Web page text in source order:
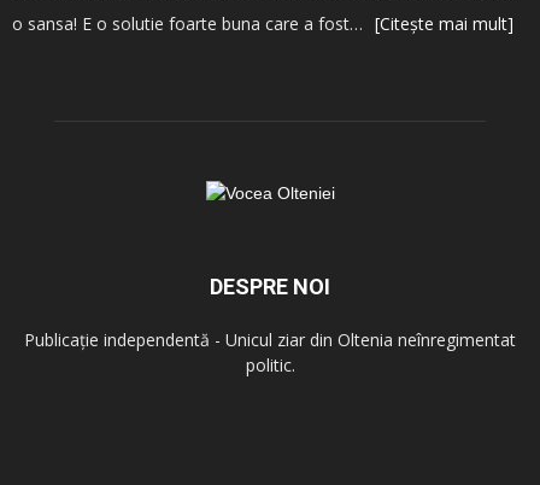
o sansa! E o solutie foarte buna care a fost… [Citește mai mult]
DESPRE NOI
Publicație independentă - Unicul ziar din Oltenia neînregimentat
politic.